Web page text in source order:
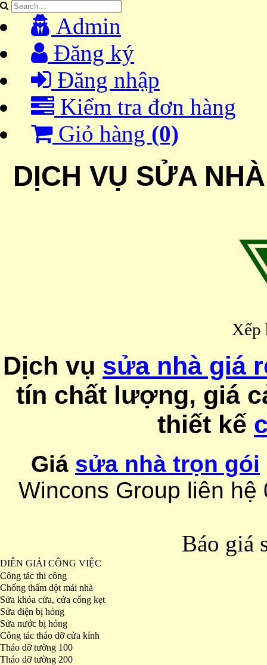
Admin
Đăng ký
Đăng nhập
Kiểm tra đơn hàng
Giỏ hàng (0)
DỊCH VỤ SỬA
Xếp
Dịch vụ sửa nhà giá
tín chất lượng, giá
thiết kế
Giá sửa nhà trọn gói
Wincons Group liên
Báo giá
DIỄN GIẢI CÔNG VIỆC
Công tác thi công
Chống thấm dột mái nhà
Sửa khóa cửa, cửa cổng kẹt
Sửa điện bị hỏng
Sửa nước bị hỏng
Công tác tháo dỡ cửa kính
Tháo dỡ tường 100
Tháo dỡ tường 200